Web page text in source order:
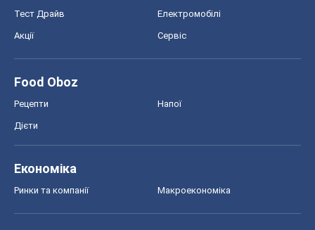
Тест Драйв Електромобілі
Акції Сервіс
Food Oboz
Рецепти Напої
Дієти
Економіка
Ринки та компанії Макроекономіка